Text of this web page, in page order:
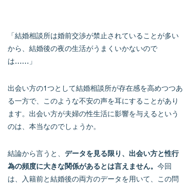
「結婚相談所は婚前交渉が禁止されていることが多い
から、結婚後の夜の生活がうまくいかないので
は……」
出会い方の1つとして結婚相談所が存在感を高めつつあ
る一方で、このような不安の声を耳にすることがあり
ます。出会い方が夫婦の性生活に影響を与えるという
のは、本当なのでしょうか。
結論から言うと、 データを見る限り、出会い方と性行
為の頻度に大きな関係があるとは言えません。 今回
は、入籍前と結婚後の両方のデータを用いて、この問